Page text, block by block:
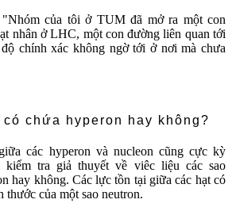
của tôi ở TUM đã mở ra một con
nhân ở LHC, một con đường liên quan tới
chính xác không ngờ tới ở nơi mà chưa
chứa hyperon hay không?
các hyperon và nucleon cũng cực kỳ
kiểm tra giả thuyết về viêc liệu các sao
hay không. Các lực tồn tại giữa các hạt có
thước của một sao neutron.